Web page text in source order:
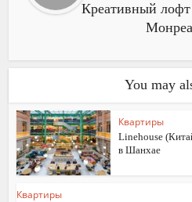
Креативный
You may
Квартиры
Linehouse
в Шанхае
Квартиры